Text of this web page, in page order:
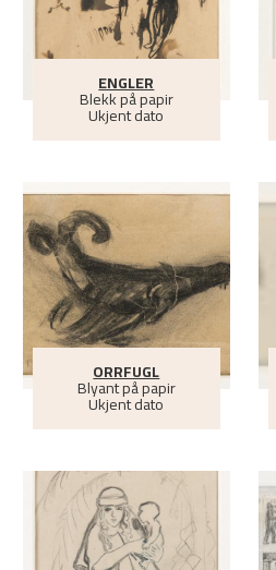
ENGLER
Blekk på papir
Ukjent dato
ORRFUGL
Blyant på papir
Ukjent dato